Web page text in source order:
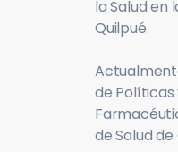
la Salud en
Quilpué.
de Políticas
de Salud de